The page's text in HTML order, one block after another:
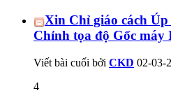
Xin Chỉ giáo cách
Chỉnh tọa độ Gốc máy
Viết bài cuối bởi CKD 02-03-
4